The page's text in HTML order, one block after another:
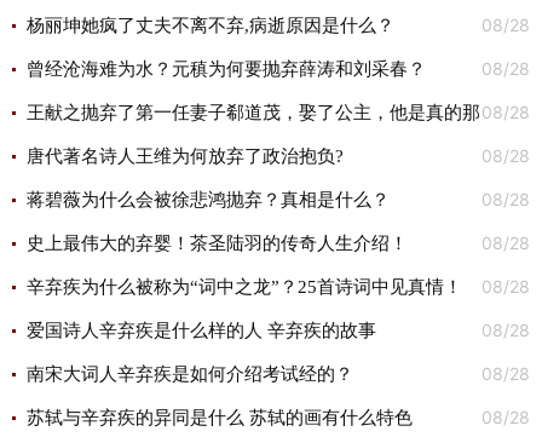
08/28
杨丽坤她疯了丈夫不离不弃,病逝原因是什么？
08/28
曾经沧海难为水？元稹为何要抛弃薛涛和刘采春？
08/28
王献之抛弃了第一任妻子郗道茂，娶了公主，他是真的那
么爱权贵吗？ 08/28
唐代著名诗人王维为何放弃了政治抱负?
08/28
蒋碧薇为什么会被徐悲鸿抛弃？真相是什么？
08/28
史上最伟大的弃婴！茶圣陆羽的传奇人生介绍！
08/28
辛弃疾为什么被称为“词中之龙”？25首诗词中见真情！
08/28
爱国诗人辛弃疾是什么样的人 辛弃疾的故事
08/28
南宋大词人辛弃疾是如何介绍考试经的？
08/28
苏轼与辛弃疾的异同是什么 苏轼的画有什么特色